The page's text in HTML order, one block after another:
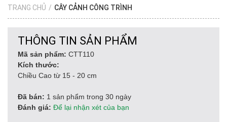
TRANG CHỦ / CÂY CẢNH CÔNG TRÌNH
THÔNG TIN SẢN PHẨM
Mã sản phẩm: CTT110
Kích thước:
Chiều Cao từ 15 - 20 cm
Đã bán: 1 sản phẩm trong 30 ngày
Đánh giá: Để lại nhận xét của bạn